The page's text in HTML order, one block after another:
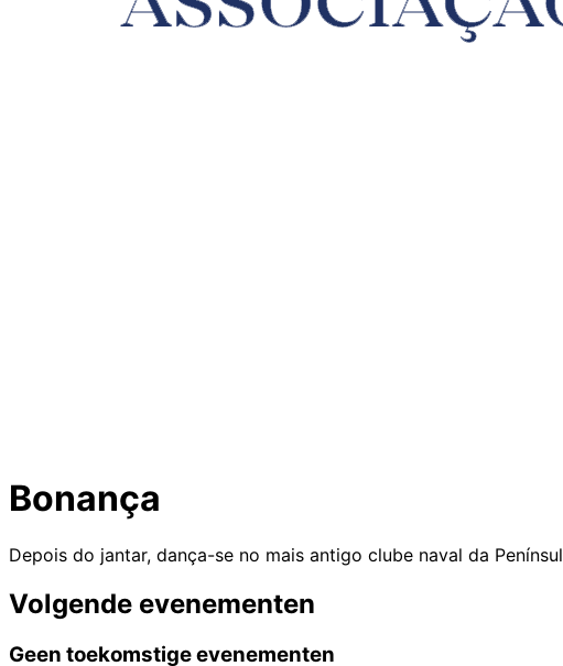
Bonança
Depois do jantar, dança-se no mais antigo clube naval da
Volgende evenementen
Geen toekomstige evenementen